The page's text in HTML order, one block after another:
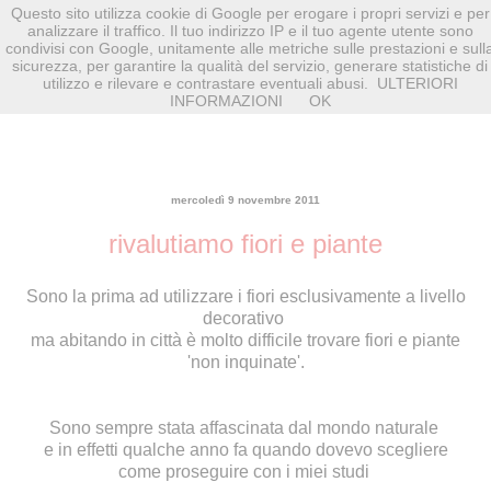
mercoledì 9 novembre 2011
rivalutiamo fiori e piante
Sono la prima ad utilizzare i fiori esclusivamente a livello
decorativo
ma abitando in città è molto difficile trovare fiori e piante
'non inquinate'.
Sono sempre stata affascinata dal mondo naturale
e in effetti qualche anno fa quando dovevo scegliere
come proseguire con i miei studi
Questo sito utilizza cookie di Google per erogare i propri servizi e per
analizzare il traffico. Il tuo indirizzo IP e il tuo agente utente sono
condivisi con Google, unitamente alle metriche sulle prestazioni e
sicurezza, per garantire la qualità del servizio, generare statistiche di
utilizzo e rilevare e contrastare eventuali abusi.
ULTERIORI
INFORMAZIONI
OK